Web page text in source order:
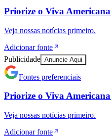
Sport
Priorize o Viva Americana
Veja nossas notícias primeiro.
Adicionar fonte
Publicidade Anuncie Aqui
Fontes preferenciais
Priorize o Viva Americana
Veja nossas notícias primeiro.
Adicionar fonte